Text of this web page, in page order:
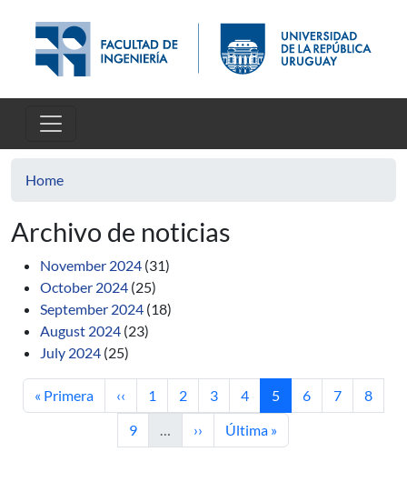
Home
Archivo de noticias
November 2024 (31)
October 2024 (25)
September 2024 (18)
August 2024 (23)
July 2024 (25)
First page
« Primera Previous page
‹‹ Page
1 Page
2 Page
3 Page
4 Current page
5 Page
6 Page
7 Page
8
Page
9 … Next page
›› Last page
Última »